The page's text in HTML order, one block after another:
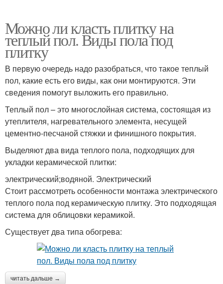
Можно ли класть плитку на
теплый пол. Виды пола под
плитку
В первую очередь надо разобраться, что такое теплый
пол, какие есть его виды, как они монтируются. Эти
сведения помогут выложить его правильно.
Теплый пол – это многослойная система, состоящая из
утеплителя, нагревательного элемента, несущей
цементно-песчаной стяжки и финишного покрытия.
Выделяют два вида теплого пола, подходящих для
укладки керамической плитки:
электрический;водяной. Электрический
Стоит рассмотреть особенности монтажа электрического
теплого пола под керамическую плитку. Это подходящая
система для облицовки керамикой.
Существует два типа обогрева:
читать дальше →